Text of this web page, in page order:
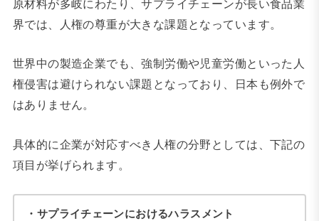
原材料が多岐にわたり、サプライチェーンが長い食品業
界では、人権の尊重が大きな課題となっています。
世界中の製造企業でも、強制労働や児童労働といった人
権侵害は避けられない課題となっており、日本も例外で
はありません。
具体的に企業が対応すべき人権の分野としては、下記の
項目が挙げられます。
・サプライチェーンにおけるハラスメント